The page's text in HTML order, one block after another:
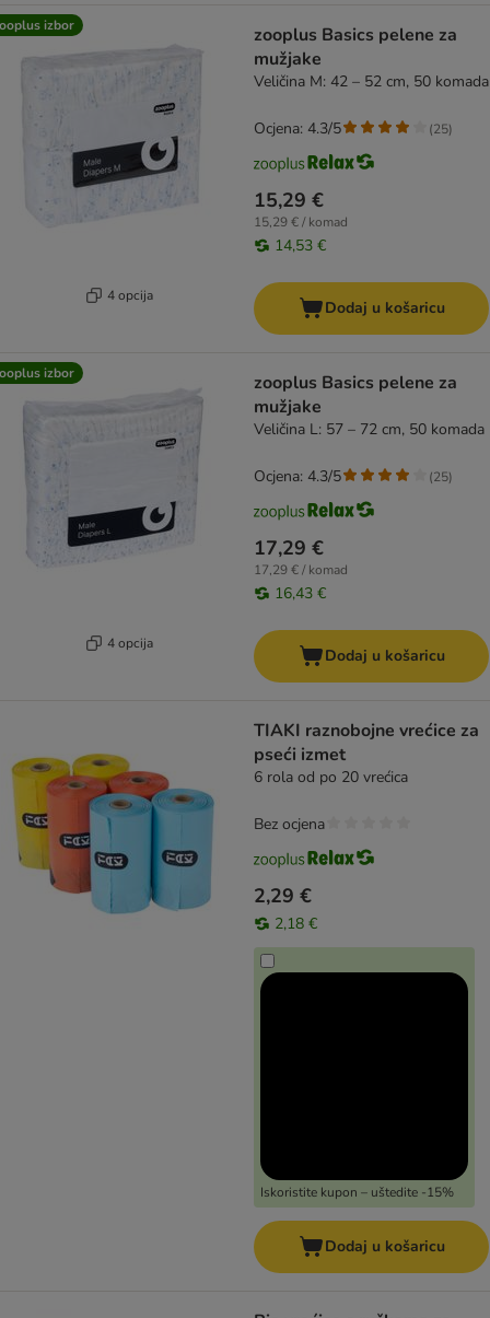
izbor
4 opcija
zooplus Basics pelene za
mužjake
Veličina M: 42 – 52 cm, 50 komada
15,29 €
15,29 € / komad
14,53 €
Ocjena: 4.3/5 (25)
Dodaj u košaricu
izbor
4 opcija
zooplus Basics pelene za
mužjake
Veličina L: 57 – 72 cm, 50 komada
17,29 €
17,29 € / komad
16,43 €
Ocjena: 4.3/5 (25)
Dodaj u košaricu
TIAKI raznobojne vrećice za
pseći izmet
6 rola od po 20 vrećica
2,29 €
2,18 €
Iskoristite kupon – uštedite -15%
Bez ocjena
Dodaj u košaricu